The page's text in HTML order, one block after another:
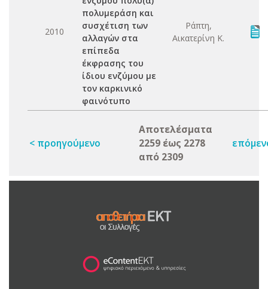
2010
πολυμεράση και
συσχέτιση των
αλλαγών στα
επίπεδα
έκφρασης του
ίδιου ενζύμου με
τον καρκινικό
φαινότυπο
Ράπτη,
Αικατερίνη Κ.
< προηγούμενο
Αποτελέσματα
2259 έως 2278
από 2309